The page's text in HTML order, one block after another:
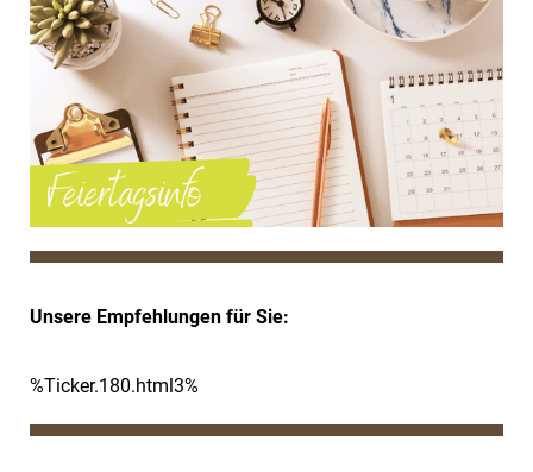
Unsere Empfehlungen für Sie:
%Ticker.180.html3%